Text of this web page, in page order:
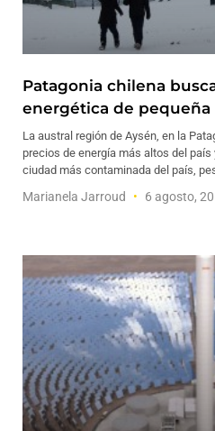
Patagonia chilena
energética de pequeña
La austral región de Aysén, en la
precios de energía más altos del
ciudad más contaminada del país,
Marianela Jarroud 6 agosto,